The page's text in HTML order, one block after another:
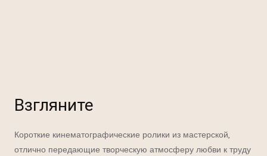
Взгляните
Короткие кинематографические ролики из мастерской,
отлично передающие творческую атмосферу любви к труду